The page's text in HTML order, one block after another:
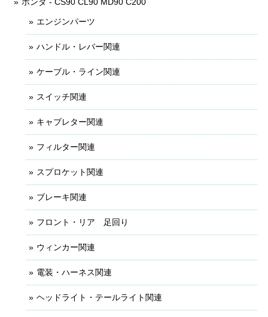
ホンダ - CS90 CL90 MD90 C200
エンジンパーツ
ハンドル・レバー関連
ケーブル・ライン関連
スイッチ関連
キャブレター関連
フィルター関連
スプロケット関連
ブレーキ関連
フロント・リア 足回り
ウィンカー関連
電装・ハーネス関連
ヘッドライト・テールライト関連